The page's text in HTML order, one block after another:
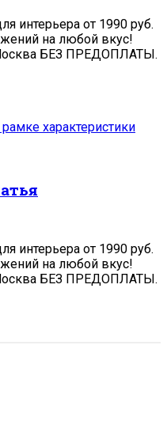
интерьера от 1990 руб.
на любой вкус!
БЕЗ ПРЕДОПЛАТЫ.
интерьера от 1990 руб.
на любой вкус!
БЕЗ ПРЕДОПЛАТЫ.